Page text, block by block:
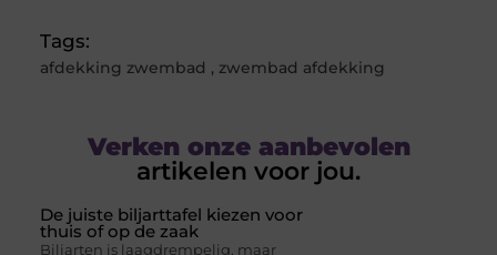
Tags:
afdekking zwembad , zwembad afdekking
Verken onze aanbevolen
artikelen voor jou.
De juiste biljarttafel kiezen voor
thuis of op de zaak
Biljarten is laagdrempelig, maar